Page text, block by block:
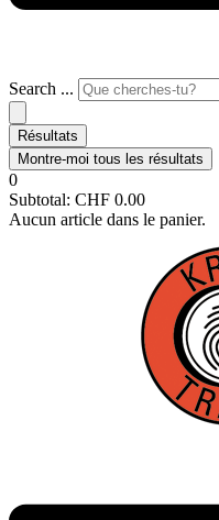
Search ...
Résultats
Montre-moi tous les résultats
0
Subtotal: CHF 0.00
Aucun article dans le panier.